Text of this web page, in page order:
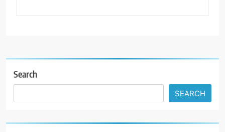
Search
SEARCH